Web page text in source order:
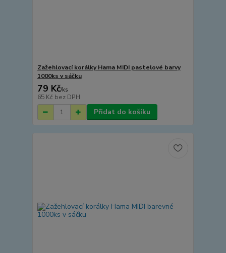
Zažehlovací korálky Hama MIDI pastelové barvy
1000ks v sáčku
79 Kč/ks
65 Kč bez DPH
Přidat do košíku